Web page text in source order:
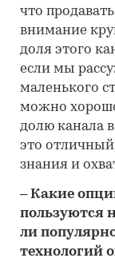
что
внимание
доля этого
если мы
маленького
можно
долю канала
это
знания и
– Какие
пользуются
ли
технологий